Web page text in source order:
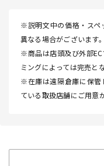
※説明文中の価格・スペ
異なる場合がございます。
※商品は店頭及び外部
ミングによっては完売と
※在庫は遠隔倉庫に保管
ている取扱店舗にご用意